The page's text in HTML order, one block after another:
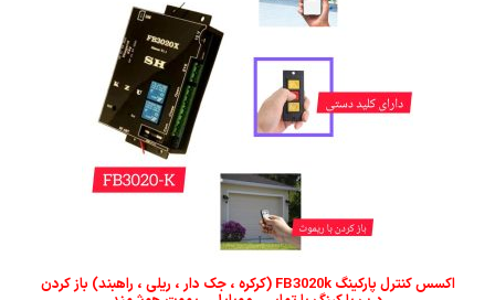
اکسس کنترل پارکینگ FB3020k (کرکره ، جک دار ، ریلی ، راهبند) باز کردن